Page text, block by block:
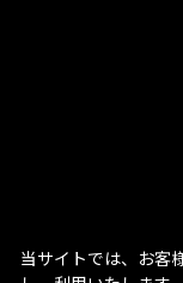
当サイトでは、お客